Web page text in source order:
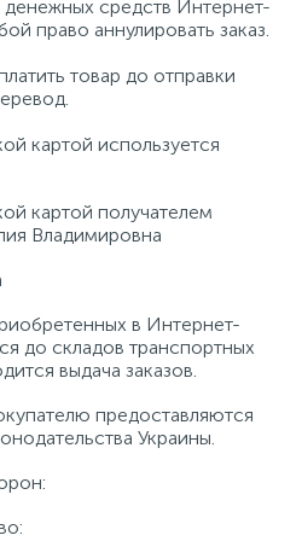
средств Интернет-
право аннулировать заказ.
товар до отправки
картой используется
картой получателем
Владимировна
в Интернет-
до складов транспортных
выдача заказов.
предоставляются
Украины.